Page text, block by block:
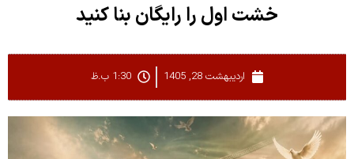
خشت اول را رایگان بنا کنید
اردیبهشت 28, 1405 1:30 ب.ظ